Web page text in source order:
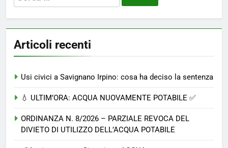
per:
Articoli recenti
Usi civici a Savignano Irpino: cosa ha deciso la sentenza
💧 ULTIM’ORA: ACQUA NUOVAMENTE POTABILE ✅
ORDINANZA N. 8/2026 – PARZIALE REVOCA DEL
DIVIETO DI UTILIZZO DELL’ACQUA POTABILE